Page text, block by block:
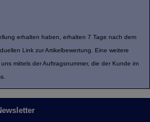
erhalten haben, erhalten 7 Tage nach dem
Link zur Artikelbewertung. Eine weitere
mittels der Auftragsnummer, die der Kunde im